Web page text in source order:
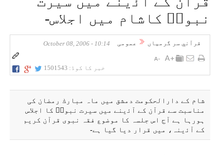
نبویۖ كاشام میں اجلاس-
قرآني سر گرمياں عمومی 10:14 - October 08, 2006
خبر کا کوڈ: 1501543
شام كے دارالحكومت دمشق میں ماہ مبارك رمضان كی
مناسبت سے قرآن كے آﺋينے میں سيرت نبویۖ كا اجلاس
ہورہا ہے آج اس جلسہ كا موضوع فقہ نبوی قرآن كريم
كے آﺋينہ، میں قرار ديا گيا ہے-